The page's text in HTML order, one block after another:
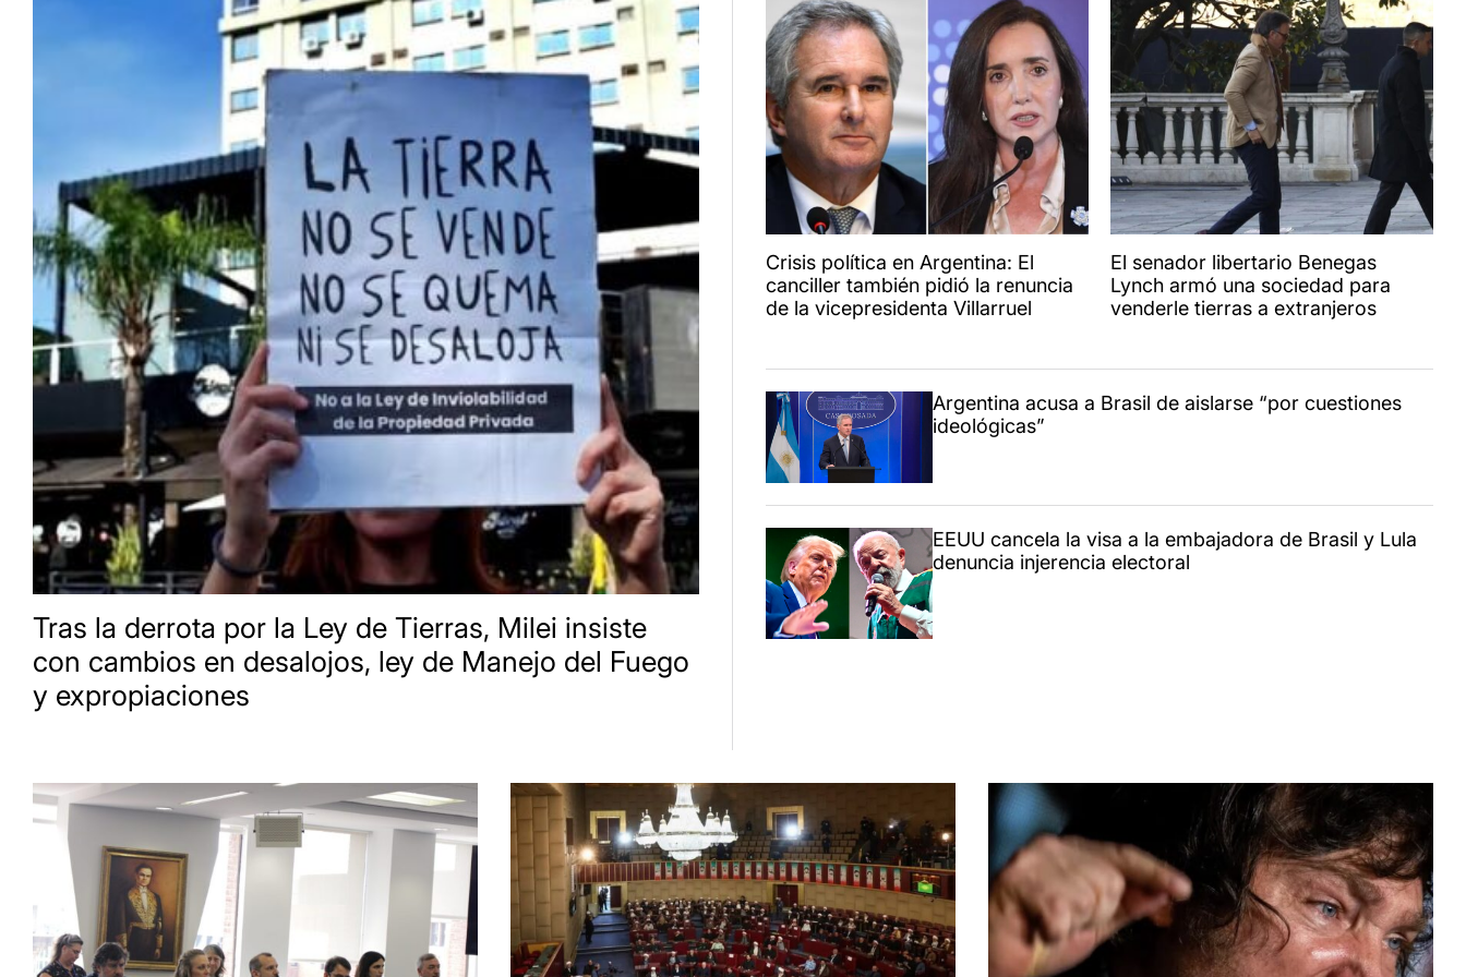
Tras la derrota por la Ley de Tierras, Milei insiste
con cambios en desalojos, ley de Manejo del Fuego
y expropiaciones
Crisis política en Argentina: El
canciller también pidió la renuncia
de la vicepresidenta Villarruel
El senador libertario Benegas
Lynch armó una sociedad para
venderle tierras a extranjeros
Argentina acusa a Brasil de aislarse “por cuestiones
ideológicas”
EEUU cancela la visa a la embajadora de Brasil y Lula
denuncia injerencia electoral